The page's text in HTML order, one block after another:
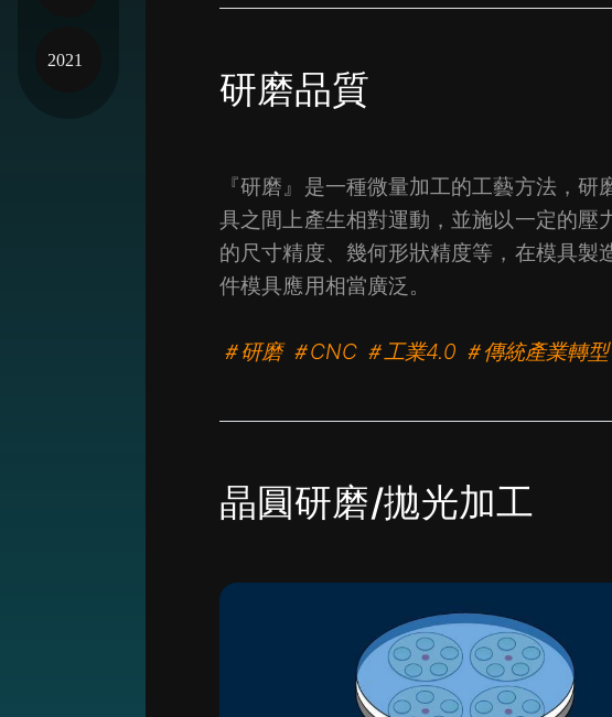
研磨品質
『研磨』是一種微量加工的工藝方法，
具之間上產生相對運動，並施以一定的壓
的尺寸精度、幾何形狀精度等，在模具
件模具應用相當廣泛。
＃研磨 ＃CNC ＃工業4.0 ＃傳統產業轉
晶圓研磨/拋光加工